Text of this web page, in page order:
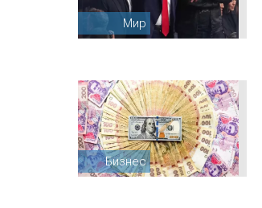
Мир
Бизнес